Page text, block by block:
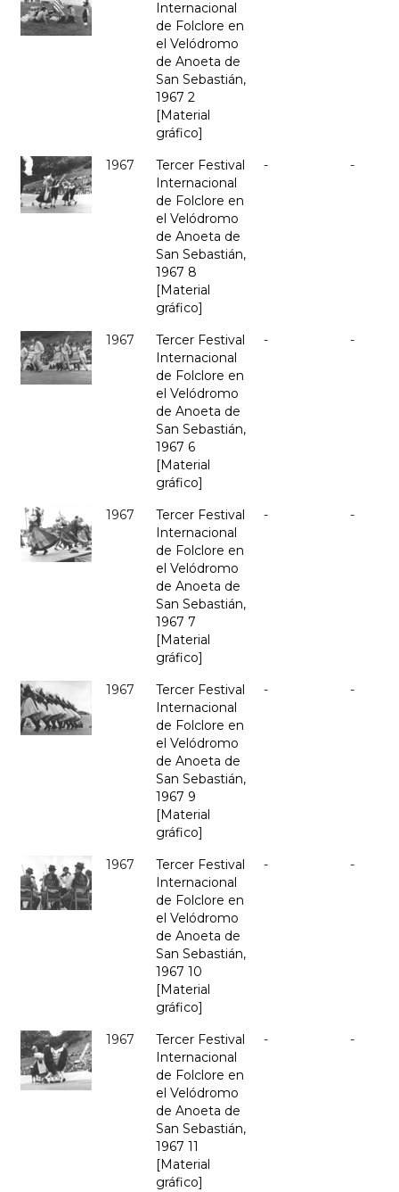
Internacional
de Folclore en
el Velódromo
de Anoeta de
San Sebastián,
1967 2
[Material
gráfico]
1967
Tercer Festival
Internacional
de Folclore en
el Velódromo
de Anoeta de
San Sebastián,
1967 8
[Material
gráfico]
- -
1967
Tercer Festival
Internacional
de Folclore en
el Velódromo
de Anoeta de
San Sebastián,
1967 6
[Material
gráfico]
- -
1967
Tercer Festival
Internacional
de Folclore en
el Velódromo
de Anoeta de
San Sebastián,
1967 7
[Material
gráfico]
- -
1967
Tercer Festival
Internacional
de Folclore en
el Velódromo
de Anoeta de
San Sebastián,
1967 9
[Material
gráfico]
- -
1967
Tercer Festival
Internacional
de Folclore en
el Velódromo
de Anoeta de
San Sebastián,
1967 10
[Material
gráfico]
- -
1967
Tercer Festival
Internacional
de Folclore en
el Velódromo
de Anoeta de
San Sebastián,
1967 11
[Material
gráfico]
- -